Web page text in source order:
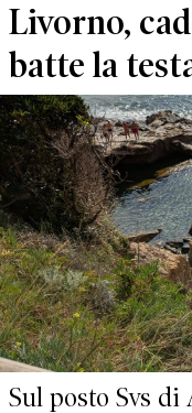
Livorno,
batte la
Sul posto Svs